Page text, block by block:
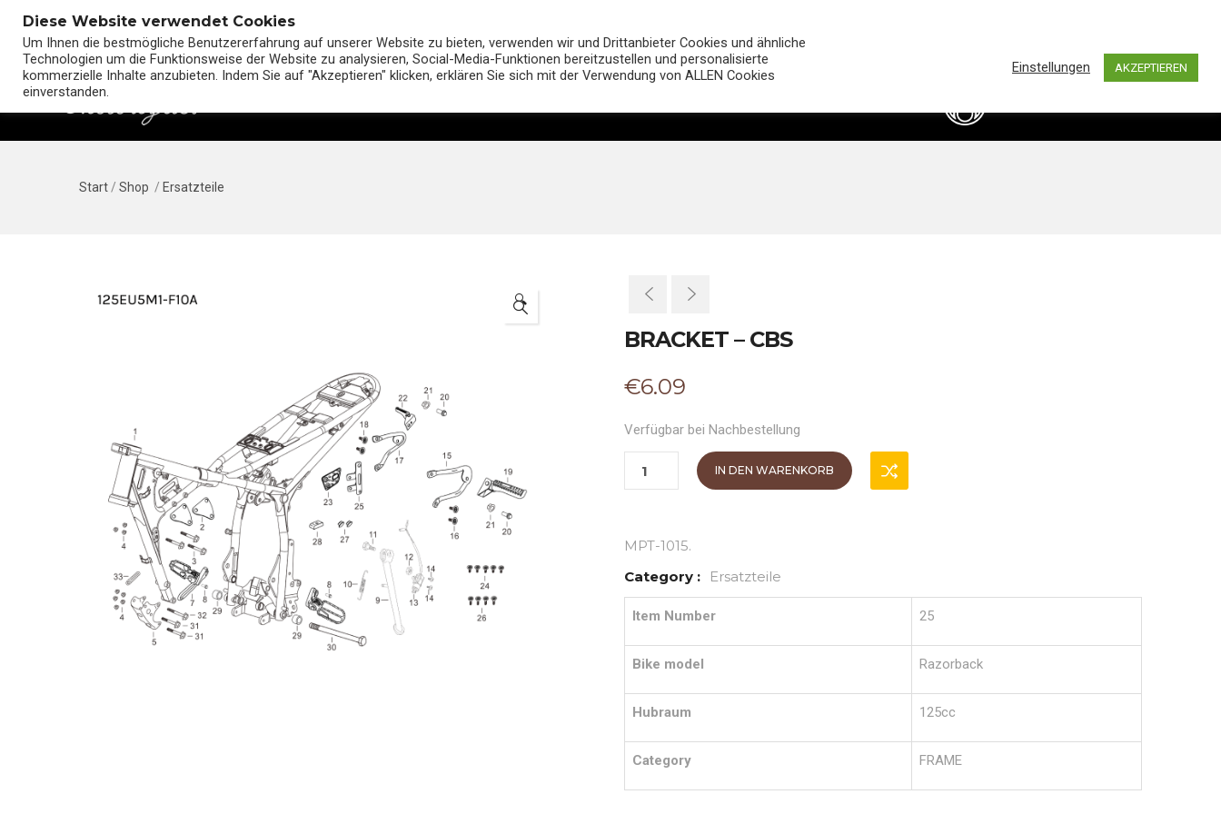
info@bassimports.de
Start / Shop / Ersatzteile
🔍
BRACKET – CBS
€6.09
Verfügbar bei Nachbestellung
IN DEN WARENKORB
MPT-1015.
Category :
Ersatzteile
Item Number 25
Bike model Razorback
Hubraum 125cc
Category FRAME
Diese Website verwendet Cookies
Um Ihnen die bestmögliche Benutzererfahrung auf unserer Website zu bieten, verwenden wir und Drittanbieter Cookies und ähnliche
Technologien um die Funktionsweise der Website zu analysieren, Social-Media-Funktionen bereitzustellen und personalisierte
kommerzielle Inhalte anzubieten. Indem Sie auf "Akzeptieren" klicken, erklären Sie sich mit der Verwendung von ALLEN Cookies
einverstanden.
Einstellungen AKZEPTIEREN